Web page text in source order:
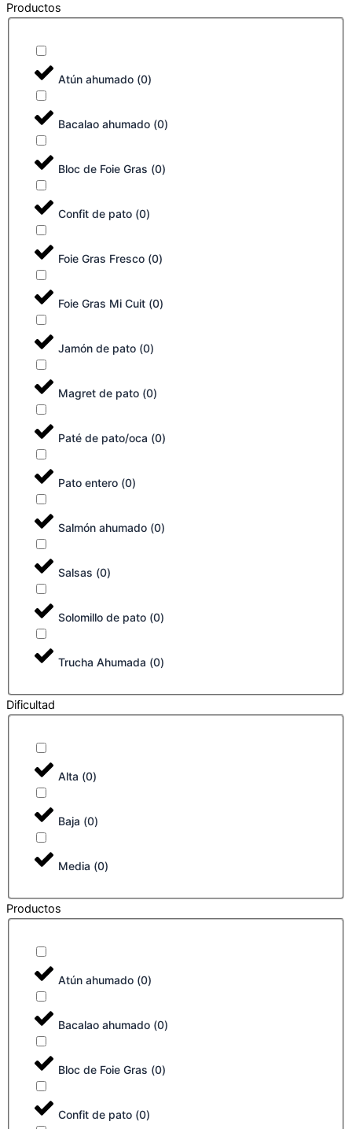
Productos
Atún ahumado (0)
Bacalao ahumado (0)
Bloc de Foie Gras (0)
Confit de pato (0)
Foie Gras Fresco (0)
Foie Gras Mi Cuit (0)
Jamón de pato (0)
Magret de pato (0)
Paté de pato/oca (0)
Pato entero (0)
Salmón ahumado (0)
Salsas (0)
Solomillo de pato (0)
Trucha Ahumada (0)
Dificultad
Alta (0)
Baja (0)
Media (0)
Productos
Atún ahumado (0)
Bacalao ahumado (0)
Bloc de Foie Gras (0)
Confit de pato (0)